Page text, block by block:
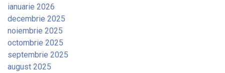
ianuarie 2026
decembrie 2025
noiembrie 2025
octombrie 2025
septembrie 2025
august 2025